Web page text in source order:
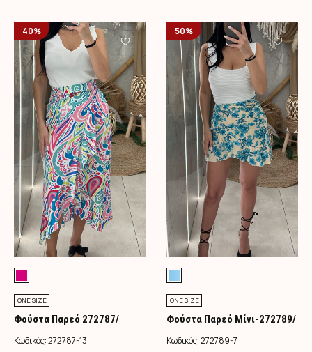
40%
ONE SIZE
Φούστα Παρεό 272787/
Φούξια
Κωδικός:272787-13
50%
ONE SIZE
Φούστα Παρεό Μίνι-272789/
Τιρκουάζ
Κωδικός:272789-7